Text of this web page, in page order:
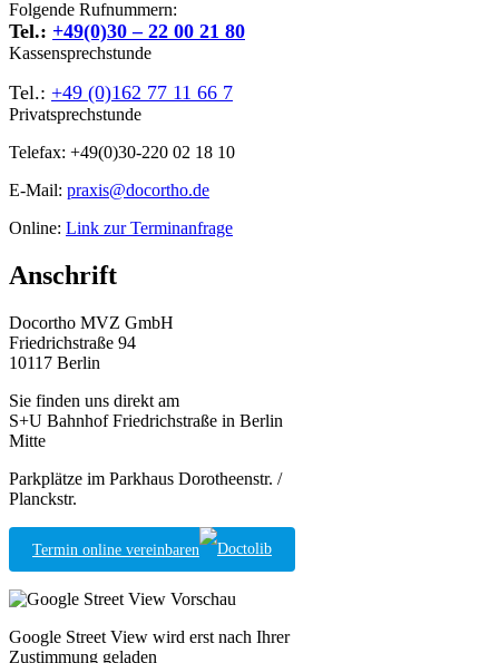
Folgende Rufnummern:
Tel.: +49(0)30 – 22 00 21 80
Kassensprechstunde
Tel.: +49 (0)162 77 11 66 7
Privatsprechstunde
Telefax: +49(0)30-220 02 18 10
E-Mail: praxis@docortho.de
Online: Link zur Terminanfrage
Anschrift
Docortho MVZ GmbH
Friedrichstraße 94
10117 Berlin
Sie finden uns direkt am
S+U Bahnhof Friedrichstraße in Berlin
Mitte
Parkplätze im Parkhaus Dorotheenstr. /
Planckstr.
Termin online vereinbaren
Google Street View wird erst nach Ihrer
Zustimmung geladen